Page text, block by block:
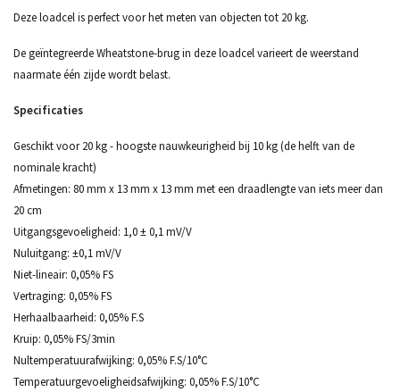
Deze loadcel is perfect voor het meten van objecten tot 20 kg.
De geïntegreerde Wheatstone-brug in deze loadcel varieert de weerstand
naarmate één zijde wordt belast.
Specificaties
Geschikt voor 20 kg - hoogste nauwkeurigheid bij 10 kg (de helft van de
nominale kracht)
Afmetingen: 80 mm x 13 mm x 13 mm met een draadlengte van iets meer dan
20 cm
Uitgangsgevoeligheid: 1,0 ± 0,1 mV/V
Nuluitgang: ±0,1 mV/V
Niet-lineair: 0,05% FS
Vertraging: 0,05% FS
Herhaalbaarheid: 0,05% F.S
Kruip: 0,05% FS/3min
Nultemperatuurafwijking: 0,05% F.S/10°C
Temperatuurgevoeligheidsafwijking: 0,05% F.S/10°C